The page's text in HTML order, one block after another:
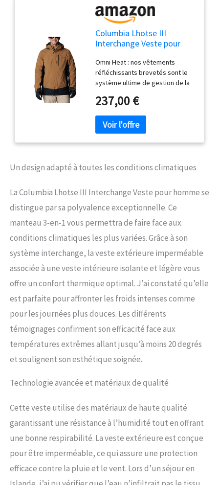
Columbia Lhotse III
Interchange Veste pour
(Gros)
Omni Heat : nos vêtements
réfléchissants brevetés sont le
système ultime de gestion de la
performances en plein air. La
de notre motif à pois métalliques
conçu pour conserver la chaleur,
tandis que le tissu respirant
notre technologie exclusive offre
une protection perméable à l'air,
gardant les éléments de mère
nature à l'extérieur, tout en
respirer, vous gardant au sec et à
l'aise quelles que soient les
1 : ce manteau d'hiver est la
solution classique 3 en 1. Doté
imperméable et d'une couche
intérieure en polaire super
chaude, chacun peut être porté
séparément ou ensemble.
Caractéristiques pratiques :
capuche réglable avec cordon de
serrage, ventilation sous les
bras, deux poches latérales
sécurité, des poignets réglables,
protection complète contre le
vent, la pluie et la neige. Construit
Columbia aux détails est ce qui
distingue nos vêtements. Nous
utilisons uniquement des
matériaux de la plus haute
237,00 €
Un design adapté à toutes les conditions climatiques
La Columbia Lhotse III Interchange Veste pour homme se
distingue par sa polyvalence exceptionnelle. Ce
manteau 3-en-1 vous permettra de faire face aux
conditions climatiques les plus variées. Grâce à son
système interchange, la veste extérieure imperméable
associée à une veste intérieure isolante et légère vous
offre un confort thermique optimal. J’ai constaté qu’elle
est parfaite pour affronter les froids intenses comme
pour les journées plus douces. Les différents
témoignages confirment son efficacité face aux
températures extrêmes allant jusqu’à moins 20 degrés
et soulignent son esthétique soignée.
Technologie avancée et matériaux de qualité
Cette veste utilise des matériaux de haute qualité
garantissant une résistance à l’humidité tout en offrant
une bonne respirabilité. La veste extérieure est conçue
pour être imperméable, ce qui assure une protection
efficace contre la pluie et le vent. Lors d’un séjour en